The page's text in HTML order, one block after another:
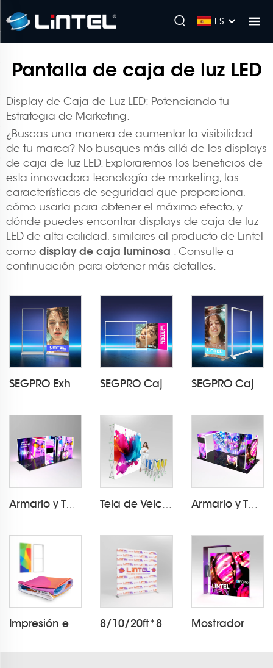
ES
Pantalla de caja de luz LED
Display de Caja de Luz LED: Potenciando tu
Estrategia de Marketing.
¿Buscas una manera de aumentar la visibilidad
de tu marca? No busques más allá de los displays
de caja de luz LED. Exploraremos los beneficios de
esta innovadora tecnología de marketing, las
características de seguridad que proporciona,
cómo usarla para obtener el máximo efecto, y
dónde puedes encontrar displays de caja de luz
LED de alta calidad, similares al producto de Lintel
como display de caja luminosa . Consulte a
continuación para obtener más detalles.
SEGPRO Exhibidor de Caja de Luz de Tela Recargable LT-ALF85-T3 SEGPRO Caja de Luz Modular PVC LT-PLF120 3000*2000mm SEGPRO Caja de Luz Curva de Tela LT-PLF120 1000*2000mm
Armario y TV pabellón 3*6 SEGPRO Tela de Velcro Pop Up Display LT-09L2-A Armario y TV pabellón 3*6 SEGPRO
Impresión en Caja de Luz de Tela 8/10/20ft*8ft Funda de Almohada LT-24Q1 Mostrador de Luces SEGPRO para Minoristas